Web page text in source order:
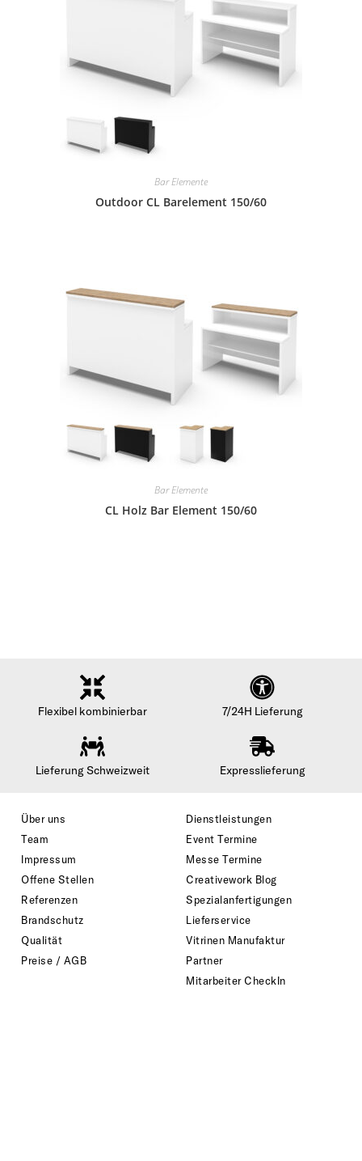
Bar Elemente
Outdoor CL Barelement 150/60
Bar Elemente
CL Holz Bar Element 150/60
Flexibel kombinierbar 7/24H Lieferung
Lieferung Schweizweit Expresslieferung
Über uns
Team
Impressum
Offene Stellen
Dienstleistungen
Event Termine
Messe Termine
Creativework Blog
Referenzen
Brandschutz
Qualität
Preise / AGB
Spezialanfertigungen
Lieferservice
Vitrinen Manufaktur
Partner
Mitarbeiter CheckIn